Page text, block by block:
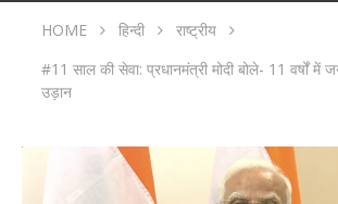
HOME हिन्दी
राष्ट्रीय
#11 साल की सेवा: प्रधानमंत्री मोदी बोले- 11 वर्षों में
उड़ान